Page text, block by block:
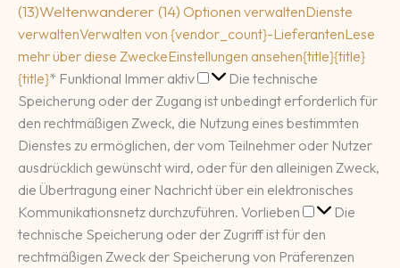
(13)Weltenwanderer (14) Optionen verwaltenDienste
verwaltenVerwalten von {vendor_count}-LieferantenLese
mehr über diese ZweckeEinstellungen ansehen{title}{title}
{title}* Funktional Immer aktiv Funktional
Die technische
Speicherung oder der Zugang ist unbedingt erforderlich für
den rechtmäßigen Zweck, die Nutzung eines bestimmten
Dienstes zu ermöglichen, der vom Teilnehmer oder Nutzer
ausdrücklich gewünscht wird, oder für den alleinigen Zweck,
die Übertragung einer Nachricht über ein elektronisches
Kommunikationsnetz durchzuführen. Vorlieben Vorlieben
Die
technische Speicherung oder der Zugriff ist für den
rechtmäßigen Zweck der Speicherung von Präferenzen